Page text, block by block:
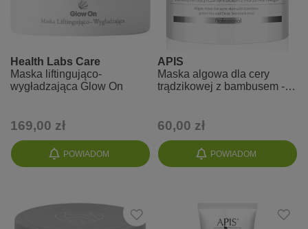
POWIADOM
Health Labs Care
Maska liftingująco-
wygładzająca Glow On
169,00 zł
POWIADOM
APIS
Maska algowa dla cery
trądzikowej z bambusem -
60,00 zł